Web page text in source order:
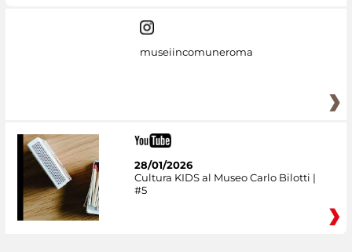
museiincomuneroma
28/01/2026
Cultura KIDS al Museo Carlo Bilotti |
#5